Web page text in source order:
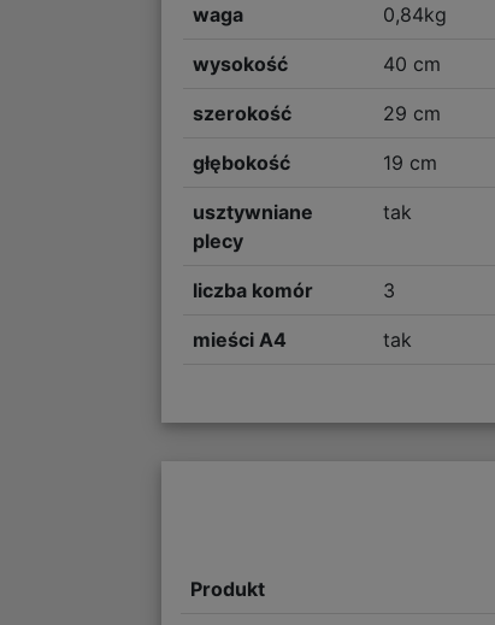
waga 0,84kg
wysokość 40 cm
szerokość 29 cm
głębokość 19 cm
usztywniane
plecy
tak
liczba komór 3
mieści A4 tak
Produkt